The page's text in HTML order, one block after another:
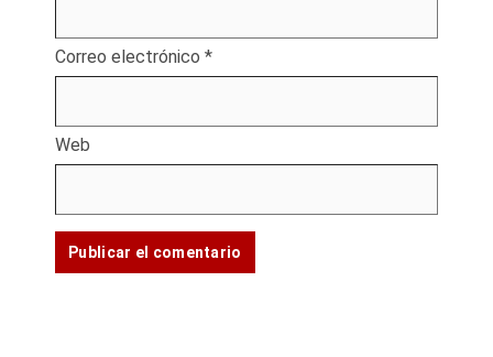
Correo electrónico *
Web